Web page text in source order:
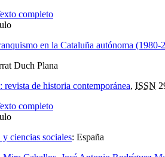
completo
en la Cataluña autónoma (1980-
Duch Plana
revista de historia contemporánea, ISSN
completo
ciencias sociales: España